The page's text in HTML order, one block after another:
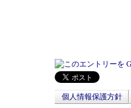
個人情報保護方針